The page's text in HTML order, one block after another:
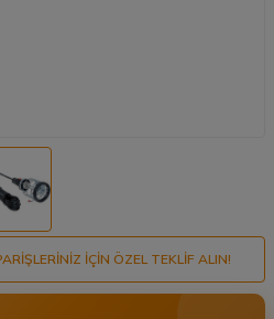
IÇIN ÖZEL TEKLIF ALIN!